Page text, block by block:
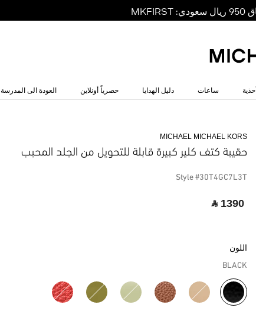
أحذية ساعات دليل الهدايا حصرياً أونلاين العودة الى المدرسة
MICHAEL MICHAEL KORS
حقيبة كتف كلير كبيرة قابلة للتحويل من الجلد المحبب
Style #30T4GC7L3T
‎ ⃁ 1390 ‎
اللون
BLACK
مختار